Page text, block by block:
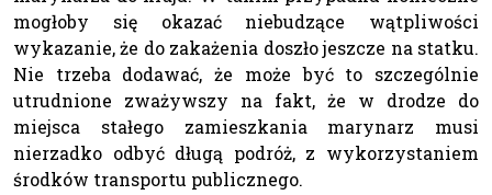
mogłoby się okazać niebudzące wątpliwości
wykazanie, że do zakażenia doszło jeszcze na statku.
Nie trzeba dodawać, że może być to szczególnie
utrudnione zważywszy na fakt, że w drodze do
miejsca stałego zamieszkania marynarz musi
nierzadko odbyć długą podróż, z wykorzystaniem
środków transportu publicznego.